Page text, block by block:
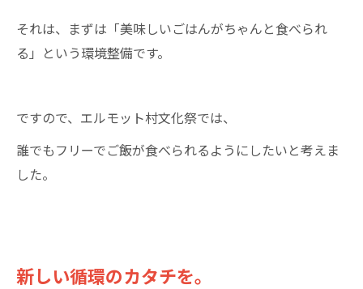
それは、まずは「美味しいごはんがちゃんと食べられ
る」という環境整備です。
ですので、エルモット村文化祭では、
誰でもフリーでご飯が食べられるようにしたいと考えま
した。
新しい循環のカタチを。